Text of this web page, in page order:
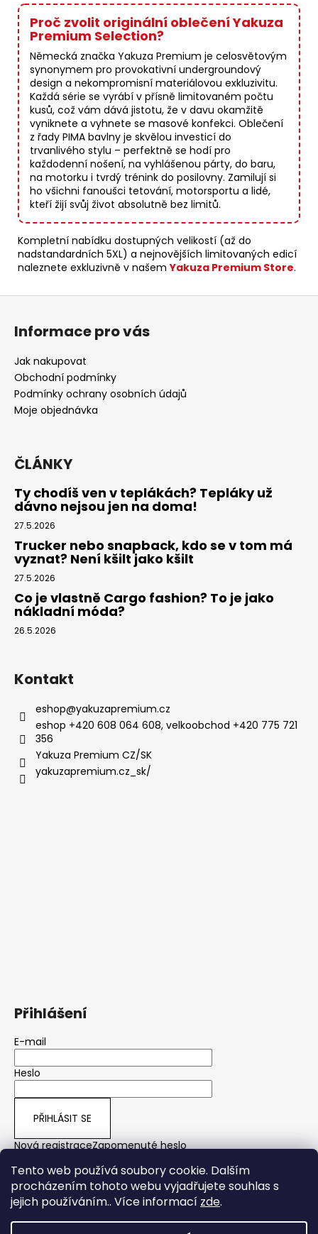
Tento web používá soubory cookie. Dalším
procházením tohoto webu vyjadřujete souhlas s
jejich používáním.. Více informací zde.
Proč zvolit originální oblečení Yakuza
Premium Selection?
Německá značka Yakuza Premium je celosvětovým
synonymem pro provokativní undergroundový
design a nekompromisní materiálovou exkluzivitu.
Každá série se vyrábí v přísně limitovaném počtu
kusů, což vám dává jistotu, že v davu okamžitě
vyniknete a vyhnete se masové konfekci. Oblečení
z řady PIMA bavlny je skvělou investicí do
trvanlivého stylu – perfektně se hodí pro
každodenní nošení, na vyhlášenou párty, do baru,
na motorku i tvrdý trénink do posilovny. Zamilují si
ho všichni fanoušci tetování, motorsportu a lidé,
kteří žijí svůj život absolutně bez limitů.
Kompletní nabídku dostupných velikostí (až do
nadstandardních 5XL) a nejnovějších limitovaných edicí
naleznete exkluzivně v našemYakuza Premium Store.
Informace pro vás
Jak nakupovat
Obchodní podmínky
Podmínky ochrany osobních údajů
Moje objednávka
ČLÁNKY
Ty chodíš ven v teplákách? Tepláky už
dávno nejsou jen na doma!
27.5.2026
Trucker nebo snapback, kdo se v tom má
vyznat? Není kšilt jako kšilt
27.5.2026
Co je vlastně Cargo fashion? To je jako
nákladní móda?
26.5.2026
Kontakt
eshop@yakuzapremium.cz
eshop +420 608 064 608, velkoobchod +420 775 721
356
Yakuza Premium CZ/SK
yakuzapremium.cz_sk/
Přihlášení
E-mail
Heslo
PŘIHLÁSIT SE
Nová registraceZapomenuté heslo
yps